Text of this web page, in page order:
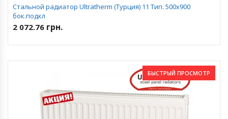
Стальной радиатор Ultratherm (Турция) 11 Тип. 500х900
бок.подкл
2 072.76 грн.
БЫСТРЫЙ ПРОСМОТР